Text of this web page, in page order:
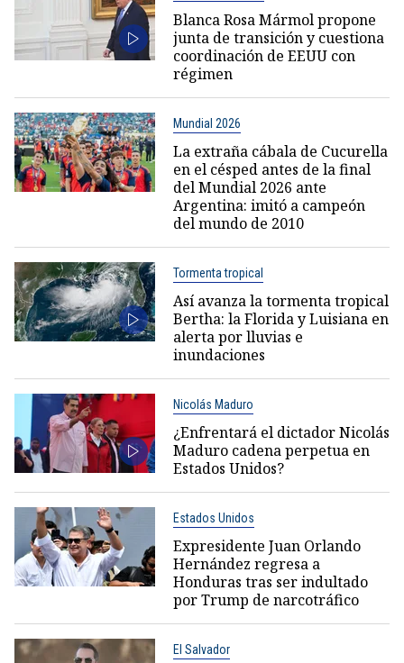
Blanca Rosa Mármol propone
junta de transición y cuestiona
coordinación de EEUU con
régimen
Mundial 2026
La extraña cábala de Cucurella
en el césped antes de la final
del Mundial 2026 ante
Argentina: imitó a campeón
del mundo de 2010
Tormenta tropical
Así avanza la tormenta tropical
Bertha: la Florida y Luisiana en
alerta por lluvias e
inundaciones
Nicolás Maduro
¿Enfrentará el dictador Nicolás
Maduro cadena perpetua en
Estados Unidos?
Estados Unidos
Expresidente Juan Orlando
Hernández regresa a
Honduras tras ser indultado
por Trump de narcotráfico
El Salvador